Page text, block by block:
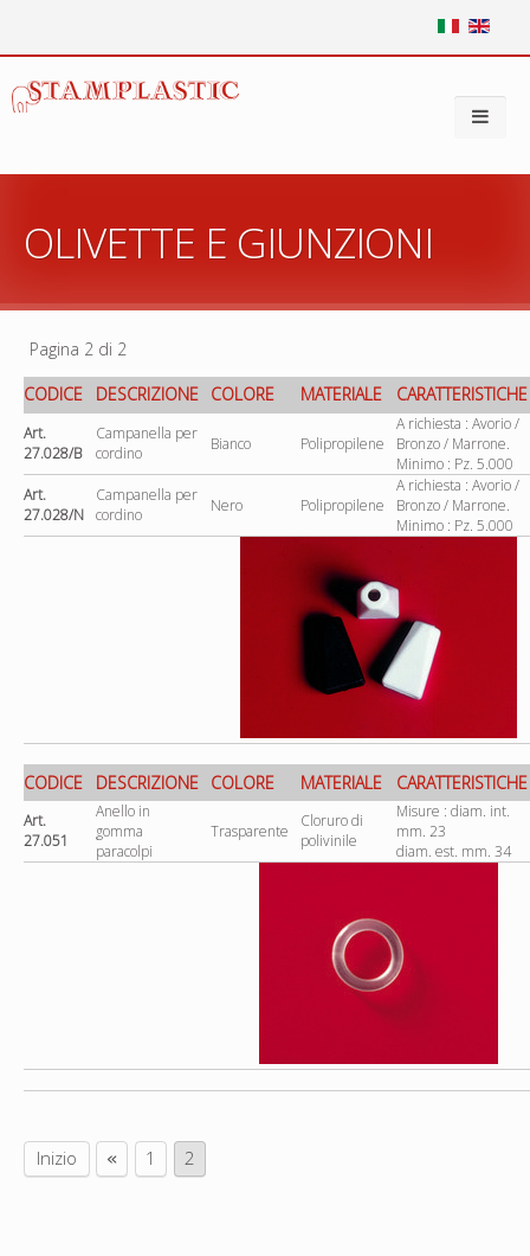
OLIVETTE E GIUNZIONI
Pagina 2 di 2
CODICE
DESCRIZIONE COLORE MATERIALE CARATTERISTICHE
Art.
27.028/B
Campanella per
cordino
Bianco Polipropilene
A richiesta : Avorio /
Bronzo / Marrone.
Minimo : Pz. 5.000
Art.
27.028/N
Campanella per
cordino
Nero Polipropilene
A richiesta : Avorio /
Bronzo / Marrone.
Minimo : Pz. 5.000
CODICE DESCRIZIONE COLORE MATERIALE CARATTERISTICHE
Art.
27.051
Anello in
gomma
paracolpi
Trasparente
Cloruro di
polivinile
Misure : diam. int.
mm. 23
diam. est. mm. 34
Inizio « 1 2